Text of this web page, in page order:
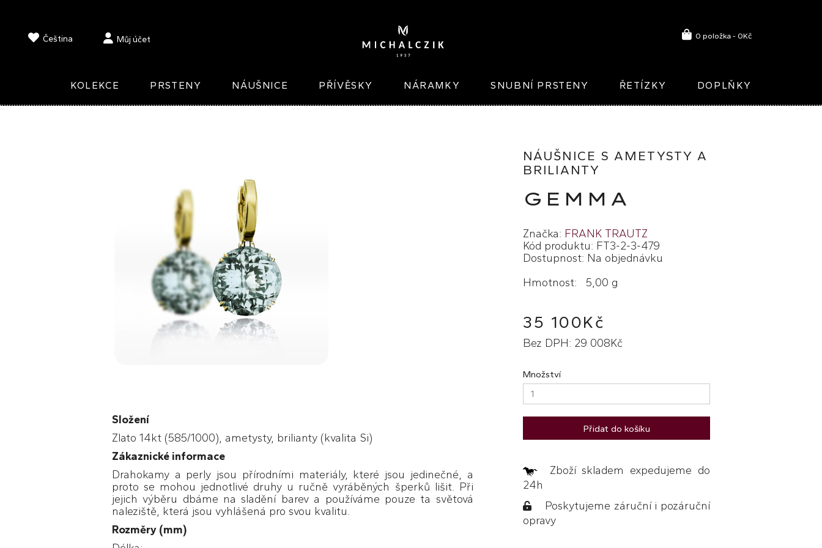
Čeština Můj účet 0 položka - 0Kč
KOLEKCE PRSTENY NÁUŠNICE PŘÍVĚSKY NÁRAMKY SNUBNÍ PRSTENY ŘETÍZKY DOPLŇKY
Složení
Zlato 14kt (585/1000), ametysty, brilianty (kvalita Si)
Zákaznické informace
Drahokamy a perly jsou přírodními materiály, které jsou jedinečné, a
proto se mohou jednotlivé druhy u ručně vyráběných šperků lišit. Při
jejich výběru dbáme na sladění barev a používáme pouze ta světová
naleziště, která jsou vyhlášená pro svou kvalitu.
Rozměry (mm)
NÁUŠNICE S AMETYSTY A
BRILIANTY
GEMMA
Značka: FRANK TRAUTZ
Kód produktu: FT3-2-3-479
Dostupnost: Na objednávku
Hmotnost: 5,00 g
35 100Kč
Bez DPH: 29 008Kč
Množství
Přidat do košíku
Zboží skladem expedujeme do
24h
Poskytujeme záruční i pozáruční
opravy